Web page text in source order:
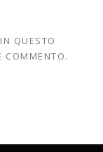
QUESTO
COMMENTO.